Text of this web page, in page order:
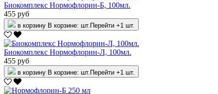
Биокомплекс Нормофлорин-Б, 100мл.
455 руб
в корзину В корзине: шт. Перейти +1 шт.
Биокомплекс Нормофлорин-Л, 100мл.
455 руб
в корзину В корзине: шт. Перейти +1 шт.